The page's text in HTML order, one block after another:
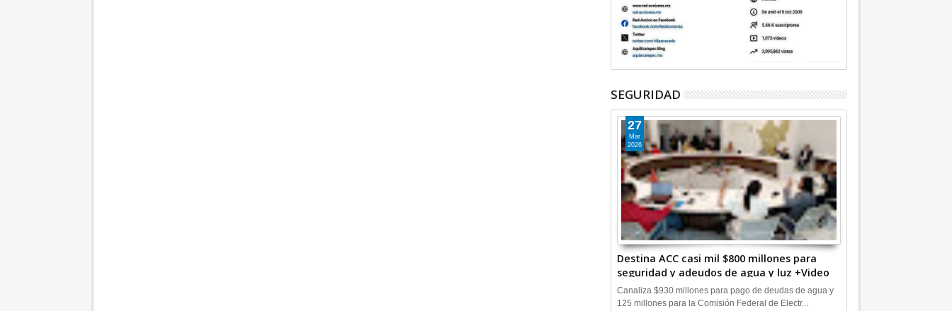
SEGURIDAD
Destina ACC casi mil $800 millones para
seguridad y adeudos de agua y luz +Video
27
Mar
2026
Canaliza $930 millones para pago de deudas de agua y
125 millones para la Comisión Federal de Electr...